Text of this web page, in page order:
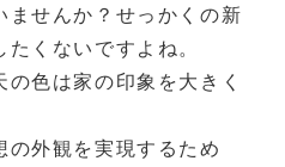
ませんか？せっかくの新
くないですよね。
色は家の印象を大きく
の外観を実現するため